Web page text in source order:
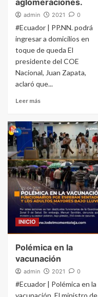
aglomeraciones.
admin 2021 0
#Ecuador | PP.NN. podrá
ingresar a domicilios en
toque de queda El
presidente del COE
Nacional, Juan Zapata,
aclaró que...
Leer más
INICIO
Polémica en la
vacunación
admin 2021 0
#Ecuador | Polémica en la